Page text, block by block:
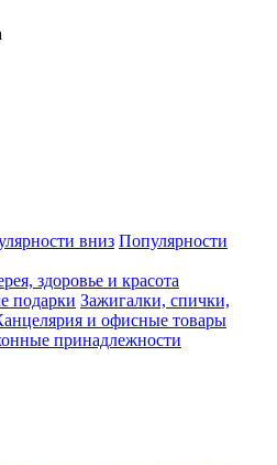
вниз Популярности
здоровье и красота
подарки Зажигалки, спички,
и офисные товары
принадлежности